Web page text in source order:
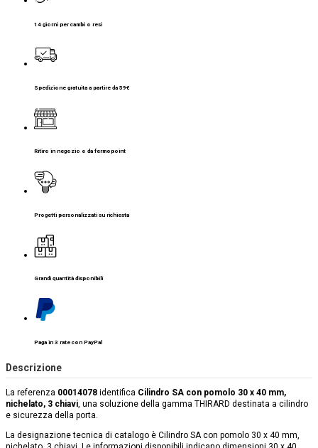
14 giorni per cambi o resi
Spedizione gratuita a partire da 59€
Ritiro in negozio o da fermopoint
Progetti personalizzati su richiesta
Grandi quantità disponibili
Paga in 3 rate con PayPal
Descrizione
La referenza 00014078 identifica Cilindro SA con pomolo 30 x 40 mm,
nichelato, 3 chiavi, una soluzione della gamma THIRARD destinata a cilindro
e sicurezza della porta.
La designazione tecnica di catalogo è Cilindro SA con pomolo 30 x 40 mm,